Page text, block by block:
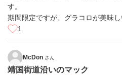
す。
期間限定ですが、グラコロが美味し
1
McDon さん
靖国街道沿いのマック